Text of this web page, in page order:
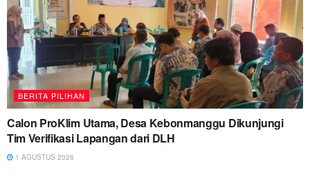
BERITA PILIHAN
Calon ProKlim Utama, Desa Kebonmanggu Dikunjungi
Tim Verifikasi Lapangan dari DLH
1 AGUSTUS 2026